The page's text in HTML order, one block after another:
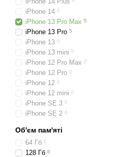
iPhone 14 0
iPhone 13 Pro Max 5
iPhone 13 Pro 5
iPhone 13 0
iPhone 13 mini 0
iPhone 12 Pro Max 0
iPhone 12 Pro 0
iPhone 12 0
iPhone 12 mini 0
iPhone SE 3 0
iPhone SE 2 0
Об'єм пам'яті
64 Гб 0
128 Гб 6